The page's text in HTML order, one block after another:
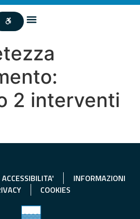
2 interventi
ACCESSIBILITA'
INFORMAZIONI
COOKIES